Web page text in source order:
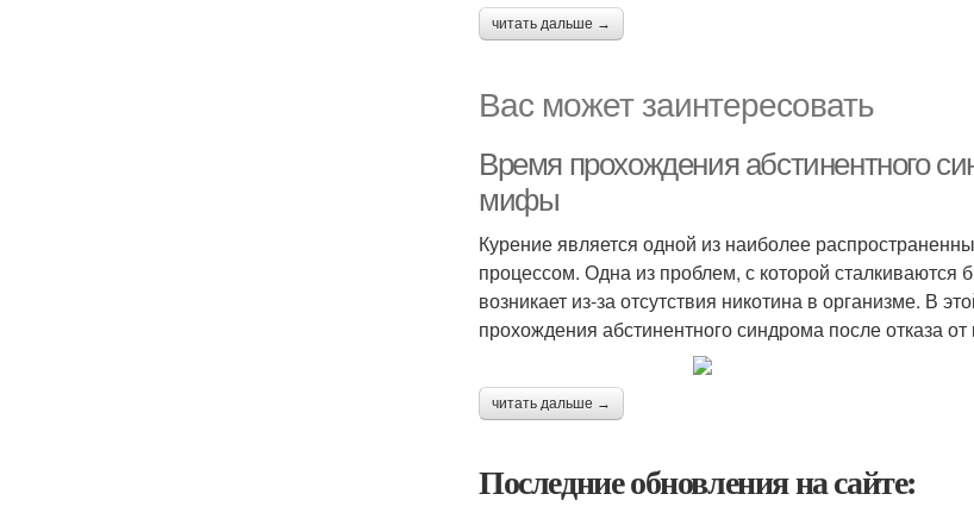
читать дальше →
Вас может заинтересовать
Время прохождения абстинентного
мифы
Курение является одной из наиболее
процессом. Одна из проблем, с которой
возникает из-за отсутствия никотина в организме.
прохождения абстинентного синдрома после отказа от
читать дальше →
Последние обновления на сайте: